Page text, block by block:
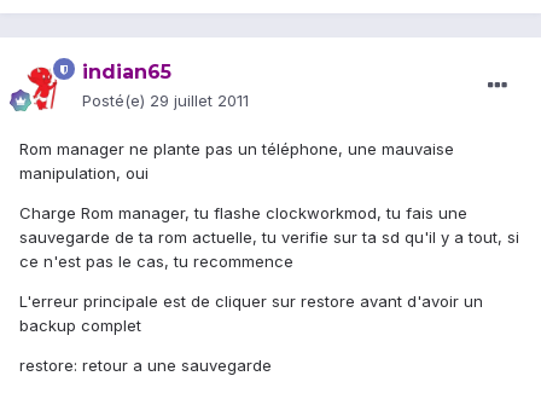
indian65
Posté(e) 29 juillet 2011
Rom manager ne plante pas un téléphone, une mauvaise
manipulation, oui
Charge Rom manager, tu flashe clockworkmod, tu fais une
sauvegarde de ta rom actuelle, tu verifie sur ta sd qu'il y a tout, si
ce n'est pas le cas, tu recommence
L'erreur principale est de cliquer sur restore avant d'avoir un
backup complet
restore: retour a une sauvegarde